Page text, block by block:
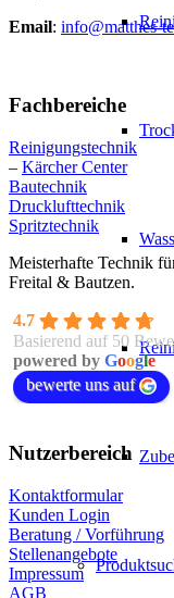
Email: info@matthes-
Fachbereiche
Reinigungstechnik
– Kärcher Center
Bautechnik
Drucklufttechnik
Spritztechnik
Meisterhafte Technik
Freital & Bautzen.
4.7
Basierend auf 50
powered by Google
bewerte uns auf
Nutzerbereich
Kontaktformular
Kunden Login
Beratung / Vorführung
Stellenangebote
Impressum
AGB